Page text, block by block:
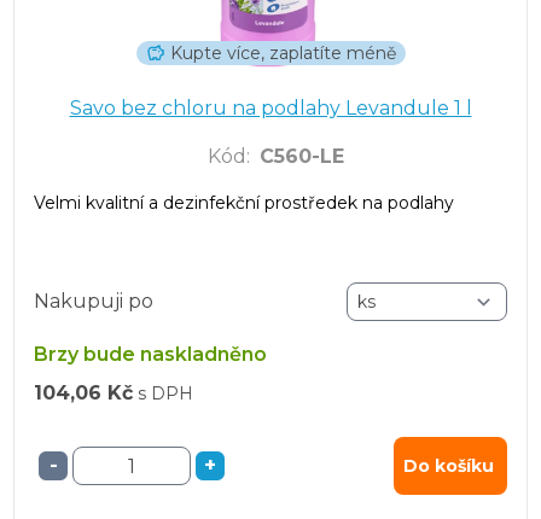
Kupte více, zaplatíte méně
Savo bez chloru na podlahy Levandule 1 l
Kód : C560-LE
Velmi kvalitní a dezinfekční prostředek na podlahy
Nakupuji po
Brzy bude naskladněno
104,06 Kč s DPH
- + Do košíku